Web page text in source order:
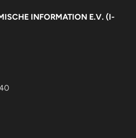
INFORMATION E.V. (I-